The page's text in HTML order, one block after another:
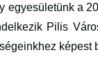
egyesületünk a
Pilis
képest